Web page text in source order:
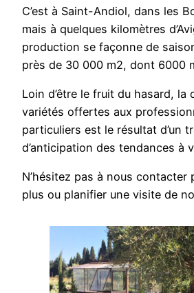
C’est à Saint-Andiol, dans les
mais à quelques kilomètres
production se façonne de
près de 30 000 m2, dont 6000
Loin d’être le fruit du hasard, la
variétés offertes aux
particuliers est le résultat d’un
d’anticipation des tendances à
N’hésitez pas à nous contacter
plus ou planifier une visite de